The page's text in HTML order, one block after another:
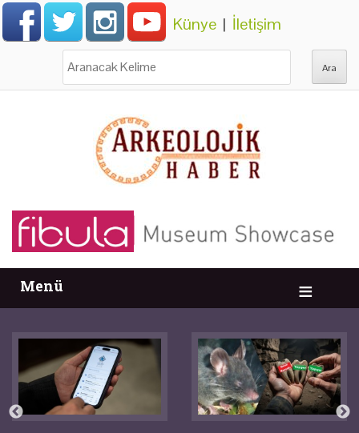
Künye | İletişim
Menü